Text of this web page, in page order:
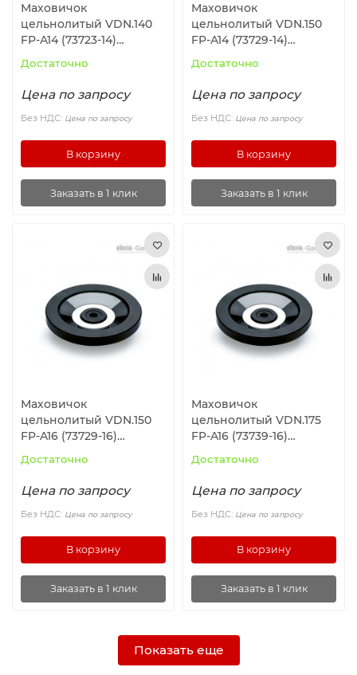
Маховичок
цельнолитый VDN.140
FP-A14 (73723-14)
Достаточно
Цена по запросу
Без НДС: Цена по запросу
В корзину
Заказать в 1 клик
Маховичок
цельнолитый VDN.150
FP-A14 (73729-14)
Достаточно
Цена по запросу
Без НДС: Цена по запросу
В корзину
Заказать в 1 клик
Маховичок
цельнолитый VDN.150
FP-A16 (73729-16)
Достаточно
Цена по запросу
Без НДС: Цена по запросу
В корзину
Заказать в 1 клик
Маховичок
цельнолитый VDN.175
FP-A16 (73739-16)
Достаточно
Цена по запросу
Без НДС: Цена по запросу
В корзину
Заказать в 1 клик
Показать еще